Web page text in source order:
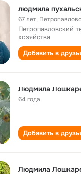
людмила
67 лет,
Петропавловский
хозяйства
Добавить в
Людмила
64 года
Добавить в
Людмила